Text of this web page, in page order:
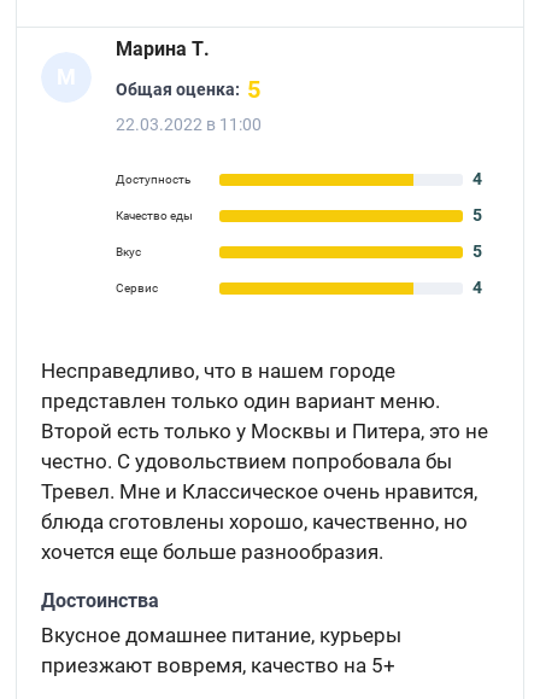
М
Марина Т.
Общая оценка: 5
22.03.2022 в 11:00
Доступность 4
Качество еды 5
Вкус 5
Сервис 4
Несправедливо, что в нашем городе
представлен только один вариант меню.
Второй есть только у Москвы и Питера, это не
честно. С удовольствием попробовала бы
Тревел. Мне и Классическое очень нравится,
блюда сготовлены хорошо, качественно, но
хочется еще больше разнообразия.
Достоинства
Вкусное домашнее питание, курьеры
приезжают вовремя, качество на 5+